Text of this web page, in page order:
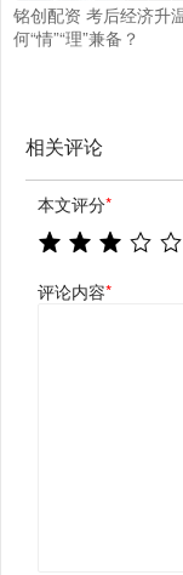
铭创配资 考后经济升
何“情”“理”兼备？
相关评论
本文评分*
评论内容*